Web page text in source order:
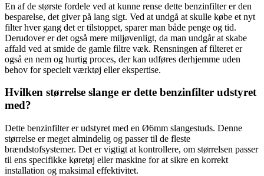
En af de største fordele ved at kunne rense dette benzinfilter er den
besparelse, det giver på lang sigt. Ved at undgå at skulle købe et nyt
filter hver gang det er tilstoppet, sparer man både penge og tid.
Derudover er det også mere miljøvenligt, da man undgår at skabe
affald ved at smide de gamle filtre væk. Rensningen af filteret er
også en nem og hurtig proces, der kan udføres derhjemme uden
behov for specielt værktøj eller ekspertise.
Hvilken størrelse slange er dette benzinfilter udstyret
med?
Dette benzinfilter er udstyret med en Ø6mm slangestuds. Denne
størrelse er meget almindelig og passer til de fleste
brændstofsystemer. Det er vigtigt at kontrollere, om størrelsen passer
til ens specifikke køretøj eller maskine for at sikre en korrekt
installation og maksimal effektivitet.